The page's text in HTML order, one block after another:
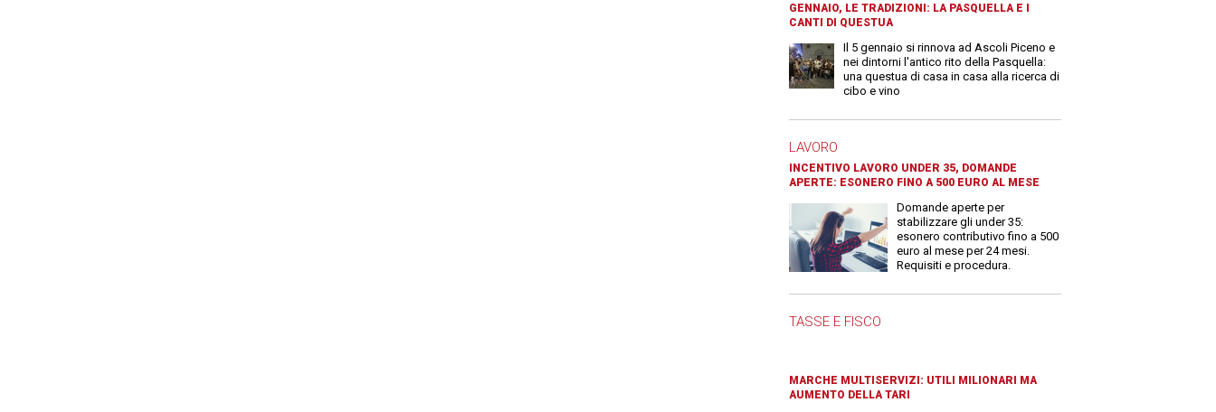
GENNAIO, LE TRADIZIONI: LA PASQUELLA E I
CANTI DI QUESTUA
Il 5 gennaio si rinnova ad Ascoli Piceno e
nei dintorni l'antico rito della Pasquella:
una questua di casa in casa alla ricerca di
cibo e vino
LAVORO
INCENTIVO LAVORO UNDER 35, DOMANDE
APERTE: ESONERO FINO A 500 EURO AL MESE
Domande aperte per
stabilizzare gli under 35:
esonero contributivo fino a 500
euro al mese per 24 mesi.
Requisiti e procedura.
TASSE E FISCO
MARCHE MULTISERVIZI: UTILI MILIONARI MA
AUMENTO DELLA TARI